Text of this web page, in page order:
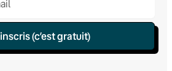
(c’est gratuit)